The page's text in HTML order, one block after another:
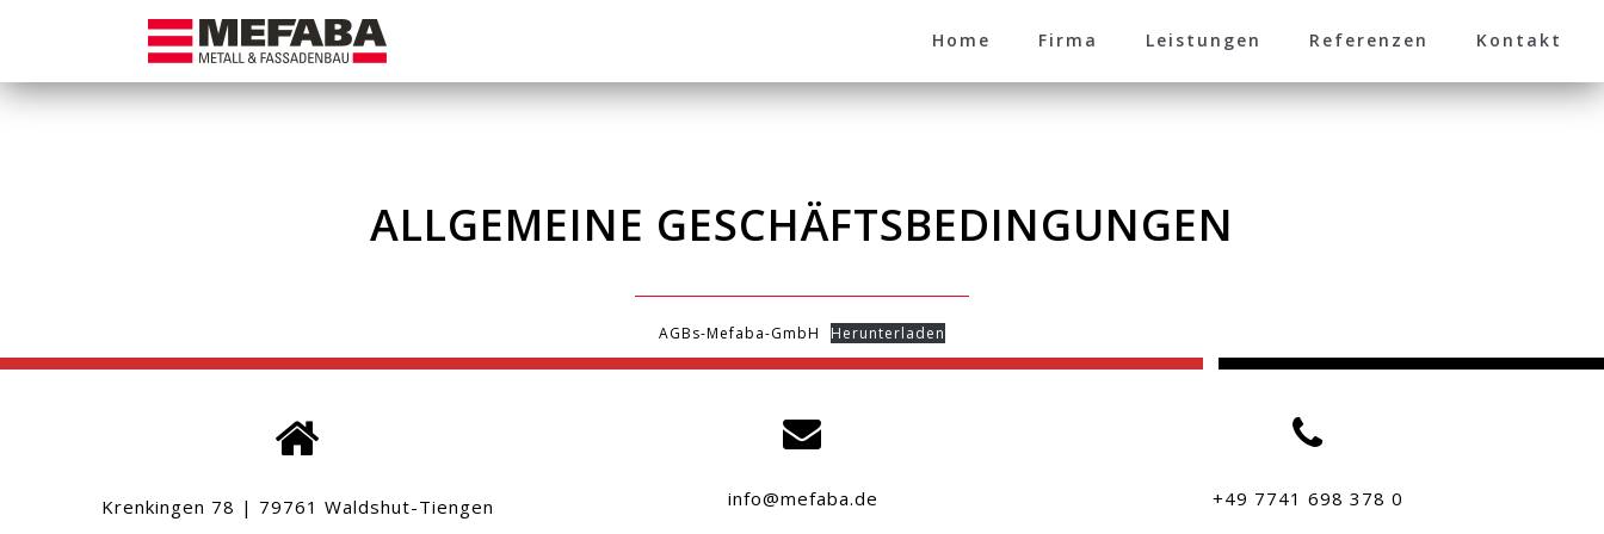
content
Home Firma Leistungen Referenzen Kontakt
ALLGEMEINE GESCHÄFTSBEDINGUNGEN
AGBs-Mefaba-GmbH Herunterladen
Krenkingen 78 | 79761 Waldshut-Tiengen info@mefaba.de +49 7741 698 378 0